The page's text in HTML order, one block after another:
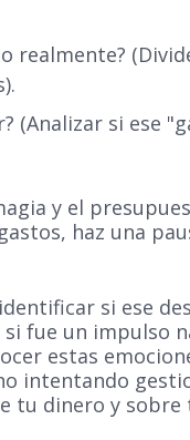
realmente?
(Analizar si ese
y el
haz una
si ese
fue un impulso
estas
intentando
tu dinero y sobre